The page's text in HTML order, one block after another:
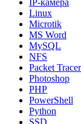
IP-камера
Linux
Microtik
MS Word
MySQL
NFS
Packet Tracer
Photoshop
PHP
PowerShell
Python